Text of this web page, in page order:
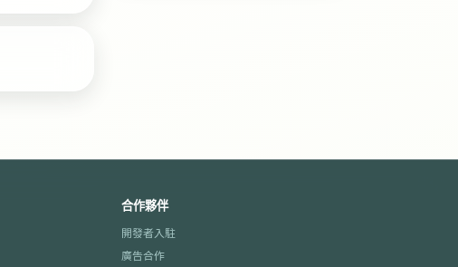
合作夥伴
開發者入駐
廣告合作